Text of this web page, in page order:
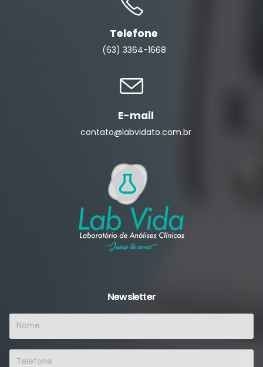
Telefone
(63) 3364-1668
E-mail
contato@labvidato.com.br
Newsletter